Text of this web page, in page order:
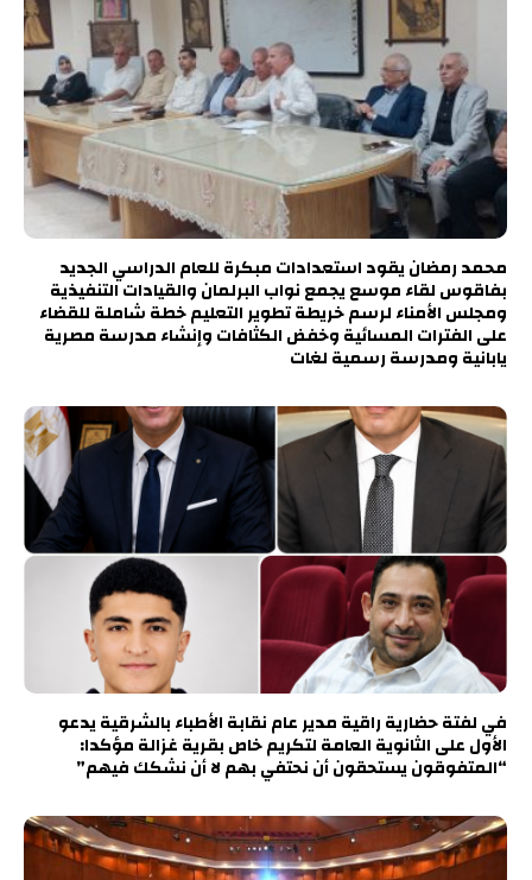
محمد رمضان يقود استعدادات مبكرة للعام الدراسي الجديد
بفاقوس لقاء موسع يجمع نواب البرلمان والقيادات التنفيذية
ومجلس الأمناء لرسم خريطة تطوير التعليم خطة شاملة للقضاء
على الفترات المسائية وخفض الكثافات وإنشاء مدرسة مصرية
يابانية ومدرسة رسمية لغات
في لفتة حضارية راقية مدير عام نقابة الأطباء بالشرقية يدعو
الأول على الثانوية العامة لتكريم خاص بقرية غزالة مؤكدا:
“المتفوقون يستحقون أن نحتفي بهم لا أن نشكك فيهم”